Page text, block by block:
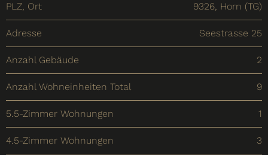
PLZ, Ort 9326, Horn (TG)
Adresse Seestrasse 25
Anzahl Gebäude 2
Anzahl Wohneinheiten Total 9
5.5-Zimmer Wohnungen 1
4.5-Zimmer Wohnungen 3